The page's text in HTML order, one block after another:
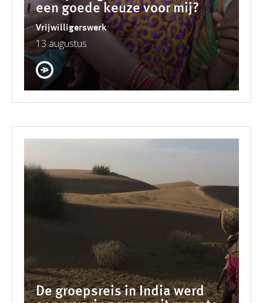
een goede keuze voor mij?
Vrijwilligerswerk
13 augustus
De groepsreis in India werd